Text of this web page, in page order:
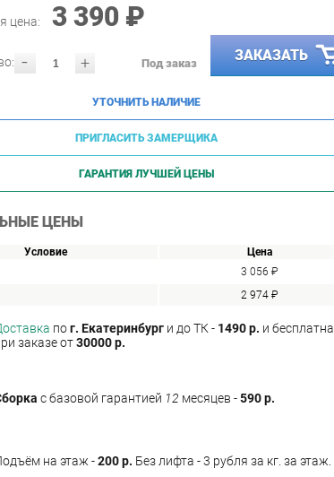
цена: 3 390 ₽
- + Под заказ ЗАКАЗАТЬ
УТОЧНИТЬ НАЛИЧИЕ
ПРИГЛАСИТЬ ЗАМЕРЩИКА
ГАРАНТИЯ ЛУЧШЕЙ ЦЕНЫ
ЦЕНЫ
Условие
Цена
3 056 ₽
2 974 ₽
пог. Екатеринбург и до ТК - 1490 р. и бесплатна
заказе от30000 р.
с базовой гарантией 12 месяцев -590 р.
на этаж -200 р. Без лифта - 3 рубля за кг. за этаж.